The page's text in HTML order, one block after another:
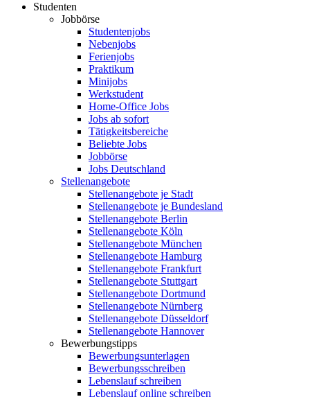
Studenten
Jobbörse
Studentenjobs
Nebenjobs
Ferienjobs
Praktikum
Minijobs
Werkstudent
Home-Office Jobs
Jobs ab sofort
Tätigkeitsbereiche
Beliebte Jobs
Jobbörse
Jobs Deutschland
Stellenangebote
Stellenangebote je Stadt
Stellenangebote je Bundesland
Stellenangebote Berlin
Stellenangebote Köln
Stellenangebote München
Stellenangebote Hamburg
Stellenangebote Frankfurt
Stellenangebote Stuttgart
Stellenangebote Dortmund
Stellenangebote Nürnberg
Stellenangebote Düsseldorf
Stellenangebote Hannover
Bewerbungstipps
Bewerbungsunterlagen
Bewerbungsschreiben
Lebenslauf schreiben
Lebenslauf online schreiben